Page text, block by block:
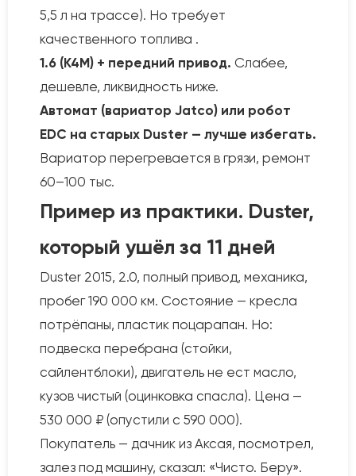
5,5 л на трассе). Но требует
качественного топлива .
1.6 (K4M) + передний привод. Слабее,
дешевле, ликвидность ниже.
Автомат (вариатор Jatco) или робот
EDC на старых Duster — лучше избегать.
Вариатор перегревается в грязи, ремонт
60–100 тыс.
Пример из практики. Duster,
который ушёл за 11 дней
Duster 2015, 2.0, полный привод, механика,
пробег 190 000 км. Состояние — кресла
потрёпаны, пластик поцарапан. Но:
подвеска перебрана (стойки,
сайлентблоки), двигатель не ест масло,
кузов чистый (оцинковка спасла). Цена —
530 000 ₽ (опустили с 590 000).
Покупатель — дачник из Аксая, посмотрел,
залез под машину, сказал: «Чисто. Беру».